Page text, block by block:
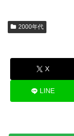
2000年代
X
LINE